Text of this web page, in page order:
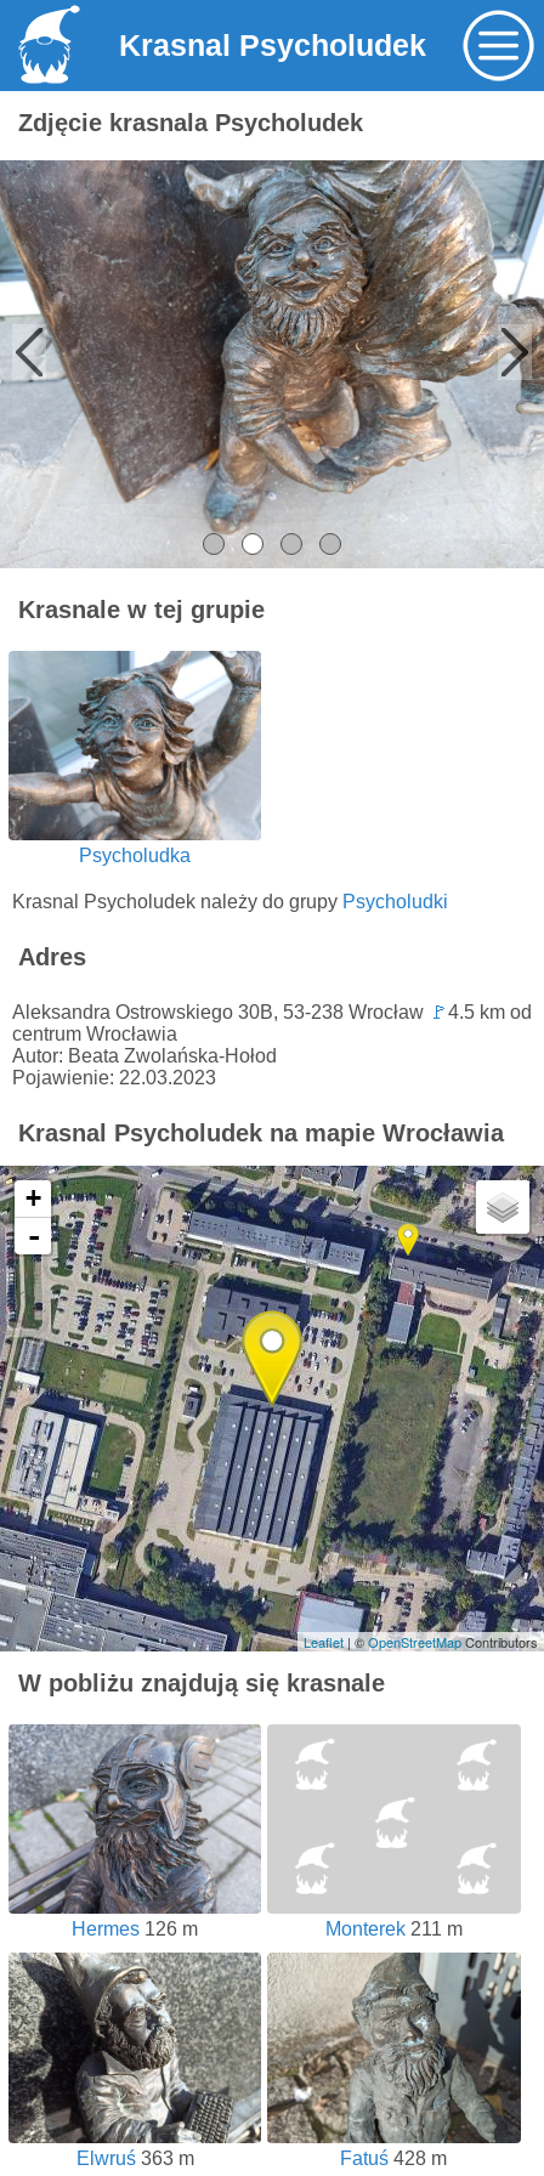
Krasnal Psycholudek
Zdjęcie krasnala Psycholudek
Krasnale w tej grupie
Psycholudka
Krasnal Psycholudek należy do grupy Psycholudki
Adres
Aleksandra Ostrowskiego 30B, 53-238 Wrocław 🚩4.5 km od
centrum Wrocławia
Autor: Beata Zwolańska-Hołod
Pojawienie: 22.03.2023
Krasnal Psycholudek na mapie Wrocławia
+
-
Leaflet | ©OpenStreetMapContributors
W pobliżu znajdują się krasnale
Hermes 126 m Monterek211 m
Elwruś363 m Fatuś 428 m